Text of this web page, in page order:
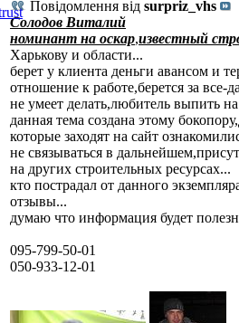
Повідомлення від surpriz_vhs
Солодов Виталий
номинант на оскар,известный
Харькову и области...
берет у клиента деньги авансом и
отношение к работе,берется за все-
не умеет делать,любитель выпить на
данная тема создана этому
которые заходят на сайт
не связываться в
на других строительных ресурсах...
кто пострадал от данного
отзывы...
думаю что информация будет
095-799-50-01
050-933-12-01